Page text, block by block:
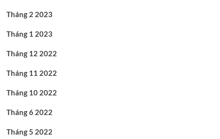
Tháng 2 2023
Tháng 1 2023
Tháng 12 2022
Tháng 11 2022
Tháng 10 2022
Tháng 6 2022
Tháng 5 2022